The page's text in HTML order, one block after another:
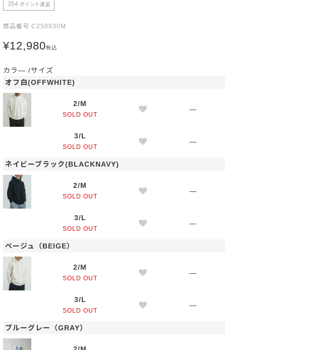
354 ポイント進呈
商品番号 C250930M
¥12,980税込
カラ―
サイズ
オフ白(OFFWHITE)
2/M
SOLD OUT
—
3/L
SOLD OUT
—
ネイビーブラック(BLACKNAVY)
2/M
SOLD OUT
—
3/L
SOLD OUT
—
ベージュ（BEIGE）
2/M
SOLD OUT
—
3/L
SOLD OUT
—
ブルーグレー（GRAY）